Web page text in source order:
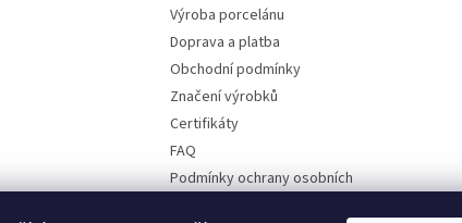
Výroba porcelánu
Doprava a platba
Obchodní podmínky
Značení výrobků
Certifikáty
FAQ
Podmínky ochrany osobních
údajů